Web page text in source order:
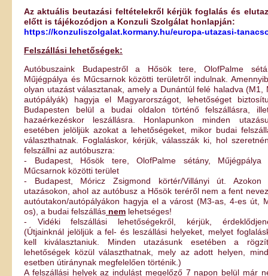
Az aktuális beutazási feltételekről kérjük foglalás és
előtt is tájékozódjon a Konzuli Szolgálat honlapján:
https://konzuliszolgalat.kormany.hu/europa-utazasi-
Felszállási lehetőségek:
Autóbuszaink Budapestről a Hősök tere, OlofPalme
Műjégpálya és Műcsarnok közötti területről indulnak.
olyan utazást választanak, amely a Dunántúl felé haladva (M1,
autópályák) hagyja el Magyarországot, lehetőséget
Budapesten belül a budai oldalon történő felszállásra,
hazaérkezéskor leszállásra. Honlapunkon minden
esetében jelöljük azokat a lehetőségeket, mikor budai
választhatnak. Foglaláskor, kérjük, válasszák ki, hol
felszállni az autóbuszra:
- Budapest, Hősök tere, OlofPalme sétány, Műjégpálya
Műcsarnok közötti terület
- Budapest, Móricz Zsigmond körtér/Villányi út. Azokon
utazásokon, ahol az autóbusz a Hősök teréről nem a fent
autóutakon/autópályákon hagyja el a várost (M3-as, 4-es út,
os), a budai felszállás nem lehetséges!
- Vidéki felszállási lehetőségekről, kérjük,
(Útjainknál jelöljük a fel- és leszállási helyeket, melyet
kell kiválasztaniuk. Minden utazásunk esetében a
lehetőségek közül választhatnak, mely az adott helyen,
esetben útiránynak megfelelően történik.)
A felszállási helyek az indulást megelőző 7 napon belül már